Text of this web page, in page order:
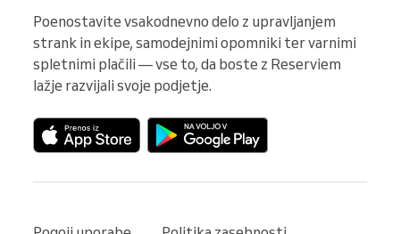
Poenostavite vsakodnevno delo z upravljanjem
strank in ekipe, samodejnimi opomniki ter varnimi
spletnimi plačili — vse to, da boste z Reserviem
lažje razvijali svoje podjetje.